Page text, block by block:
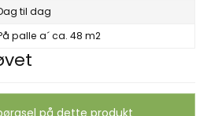
til dag
palle a´ ca. 48 m2
på dette produkt